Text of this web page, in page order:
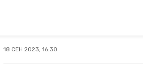
18 СЕН 2023, 16:30